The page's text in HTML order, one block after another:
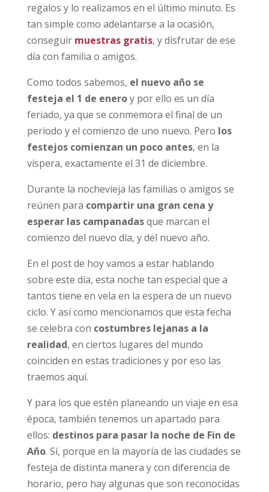
regalos y lo realizamos en el último minuto. Es
tan simple como adelantarse a la ocasión,
conseguir muestras gratis, y disfrutar de ese
día con familia o amigos.
Como todos sabemos, el nuevo año se
festeja el 1 de eneroy por ello es un día
feriado, ya que se conmemora el final de un
periodo y el comienzo de uno nuevo. Pero los
festejos comienzan un poco antes, en la
víspera, exactamente el 31 de diciembre.
Durante la nochevieja las familias o amigos se
reúnen para compartir una gran cena y
esperar las campanadasque marcan el
comienzo del nuevo día, y del nuevo año.
En el post de hoy vamos a estar hablando
sobre este día, esta noche tan especial que a
tantos tiene en vela en la espera de un nuevo
ciclo. Y así como mencionamos que esta fecha
se celebra con costumbres lejanas a la
realidad, en ciertos lugares del mundo
coinciden en estas tradiciones y por eso las
traemos aquí.
Y para los que estén planeando un viaje en esa
época, también tenemos un apartado para
ellos: destinos para pasar la noche de Fin de
Año. Sí, porque en la mayoría de las ciudades se
festeja de distinta manera y con diferencia de
horario, pero hay algunas que son reconocidas